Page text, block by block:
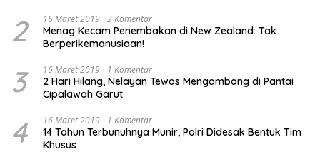
2 16 Maret 2019 2 Komentar
Menag Kecam Penembakan di New Zealand: Tak
Berperikemanusiaan!
3 16 Maret 2019 1 Komentar
2 Hari Hilang, Nelayan Tewas Mengambang di Pantai
Cipalawah Garut
4 16 Maret 2019 1 Komentar
14 Tahun Terbunuhnya Munir, Polri Didesak Bentuk Tim
Khusus